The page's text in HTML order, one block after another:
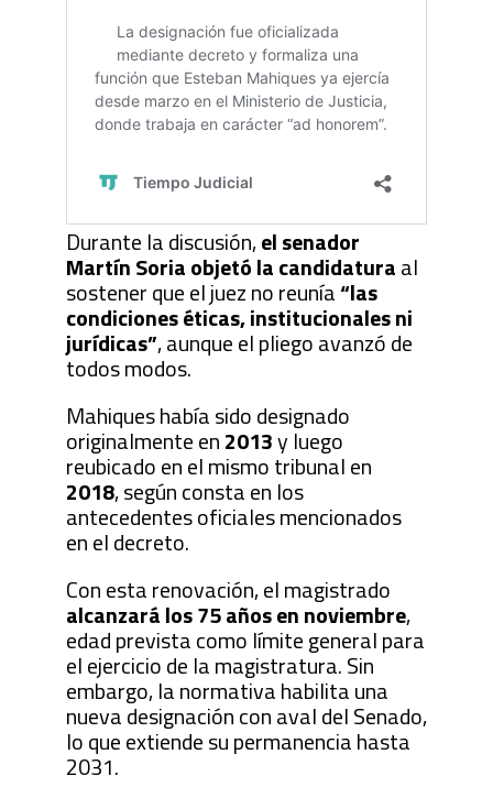
Durante la discusión,el senador
Martín Soria objetó la candidaturaal
sostener que el juez no reunía“las
condiciones éticas, institucionales ni
jurídicas”, aunque el pliego avanzó de
todos modos.
Mahiques había sido designado
originalmente en2013y luego
reubicado en el mismo tribunal en
2018, según consta en los
antecedentes oficiales mencionados
en el decreto.
Con esta renovación, el magistrado
alcanzará los 75 años en noviembre,
edad prevista como límite general para
el ejercicio de la magistratura. Sin
embargo, la normativa habilita una
nueva designación con aval del Senado,
lo que extiende su permanencia hasta
2031.